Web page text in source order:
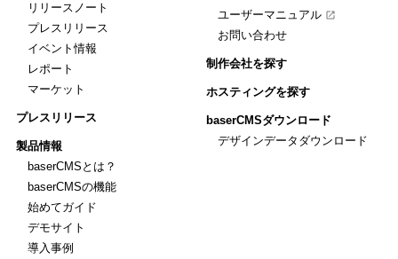
リリースノート
プレスリリース
イベント情報
レポート
マーケット
プレスリリース
製品情報
baserCMSとは？
baserCMSの機能
始めてガイド
デモサイト
導入事例
ユーザーマニュアル
お問い合わせ
制作会社を探す
ホスティングを探す
baserCMSダウンロード
デザインデータダウンロード